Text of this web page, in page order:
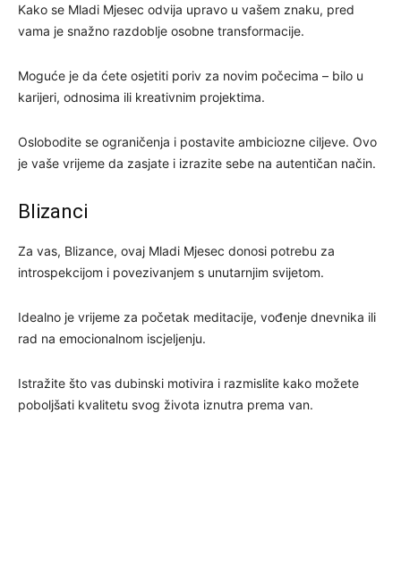
Kako se Mladi Mjesec odvija upravo u vašem znaku, pred
vama je snažno razdoblje osobne transformacije.
Moguće je da ćete osjetiti poriv za novim počecima – bilo u
karijeri, odnosima ili kreativnim projektima.
Oslobodite se ograničenja i postavite ambiciozne ciljeve. Ovo
je vaše vrijeme da zasjate i izrazite sebe na autentičan način.
Blizanci
Za vas, Blizance, ovaj Mladi Mjesec donosi potrebu za
introspekcijom i povezivanjem s unutarnjim svijetom.
Idealno je vrijeme za početak meditacije, vođenje dnevnika ili
rad na emocionalnom iscjeljenju.
Istražite što vas dubinski motivira i razmislite kako možete
poboljšati kvalitetu svog života iznutra prema van.